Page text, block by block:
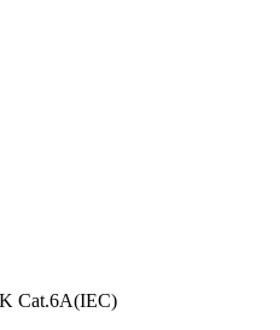
Cat.6A(IEC)